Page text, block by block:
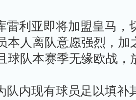
利亚即将加盟皇马，
本人离队意愿强烈，加
球队本赛季无缘欧战，
内现有球员足以填补